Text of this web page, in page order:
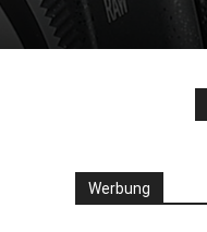
Werbung